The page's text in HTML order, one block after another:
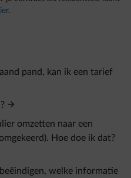
.
pand, kan ik een tarief
omzetten naar een
Hoe doe ik dat?
welke informatie